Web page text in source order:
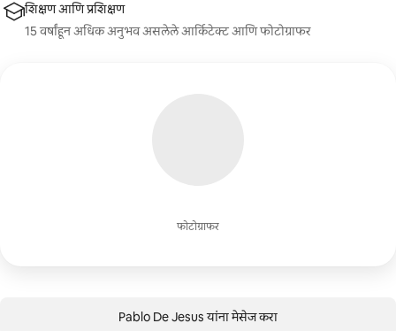
फोटोग्राफर
शिक्षण आणि प्रशिक्षण
15 वर्षांहून अधिक अनुभव असलेले आर्किटेक्ट आणि फोटोग्राफर
Pablo De Jesus यांना मेसेज करा